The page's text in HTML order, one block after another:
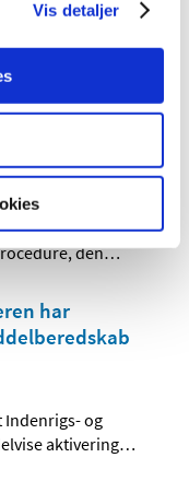
Vis detaljer
Apotek
2023
får bevilling
på grund af
til lægemidler,
den…
har
og
aktivering…